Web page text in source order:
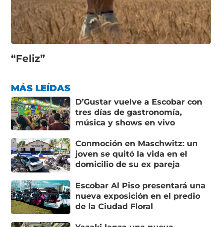
“Feliz”
MÁS LEÍDAS
D’Gustar vuelve a Escobar con
tres días de gastronomía,
música y shows en vivo
Conmoción en Maschwitz: un
joven se quitó la vida en el
domicilio de su ex pareja
Escobar Al Piso presentará una
nueva exposición en el predio
de la Ciudad Floral